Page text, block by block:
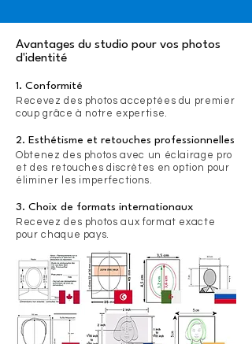
Avantages du studio pour vos photos
d'identité
1. Conformité
Recevez des photos acceptées du premier
coup grâce à notre expertise.
2. Esthétisme et retouches professionnelles
Obtenez des photos avec un éclairage pro
et des retouches discrètes en option pour
éliminer les imperfections.
3. Choix de formats internationaux
Recevez des photos aux format exacte
pour chaque pays.